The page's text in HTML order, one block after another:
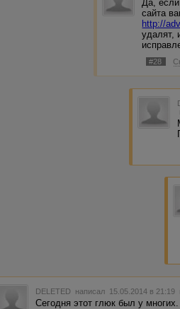
Да,
сайта
http://
удалят,
#28
DELETED написал 15.05.2014 в 21:19
Сегодня этот глюк был у многих.